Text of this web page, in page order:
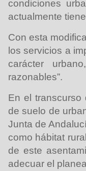
condiciones
actualmente
Con esta
los servicios a
carácter
razonables”.
En el transcurso
de suelo de
Junta de
como hábitat
de este
adecuar el